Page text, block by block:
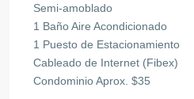
Semi-amoblado
1 Baño Aire Acondicionado
1 Puesto de Estacionamiento
Cableado de Internet (Fibex)
Condominio Aprox. $35